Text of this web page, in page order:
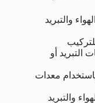
والتبريد
التبريد أو
معدات
والتبريد